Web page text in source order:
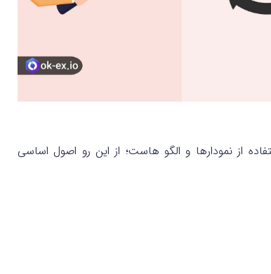
از نمودارها و الگو هاست؛ از این رو اصول اساسی